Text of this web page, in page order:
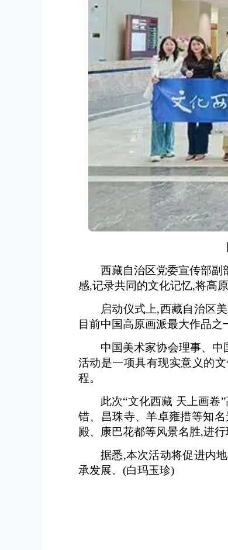
西藏自治区党委宣传部副
感,记录共同的文化记忆,将高
启动仪式上,西藏自治区
目前中国高原画派最大作品之
中国美术家协会理事、中
活动是一项具有现实意义的
程。
此次“文化西藏 天上画卷
错、昌珠寺、羊卓雍措等知
殿、康巴花都等风景名胜,进行
据悉,本次活动将促进内
承发展。 (白玛玉珍)